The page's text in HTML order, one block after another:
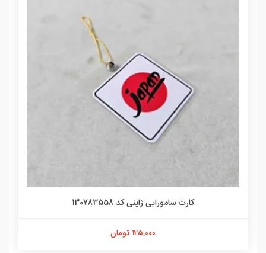
کارت سامورایی ژاپنی کد 130783558
125,000 تومان